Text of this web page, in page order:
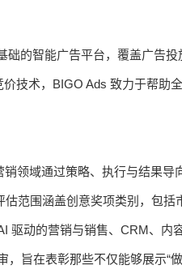
的智能广告平台，覆盖广告投
技术，BIGO Ads 致力于帮助
领域通过策略、执行与结果导
范围涵盖创意奖项类别，包
驱动的营销与销售、CRM、内
旨在表彰那些不仅能够展示“